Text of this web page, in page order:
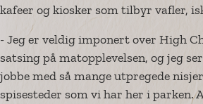
kafeer og kiosker som tilbyr vafler,
- Jeg er veldig imponert over High
satsing på matopplevelsen, og jeg
jobbe med så mange utpregede
spisesteder som vi har her i parken.